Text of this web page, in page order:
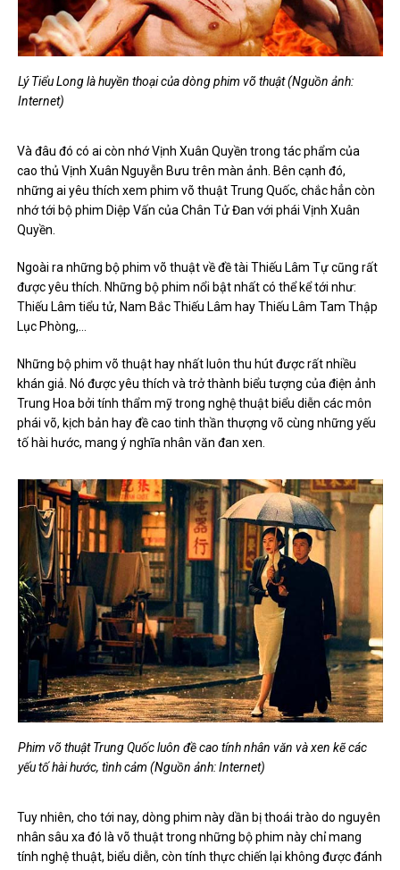
Lý Tiểu Long là huyền thoại của dòng phim võ thuật (Nguồn ảnh:
Internet)
Và đâu đó có ai còn nhớ Vịnh Xuân Quyền trong tác phẩm của
cao thủ Vịnh Xuân Nguyễn Bưu trên màn ảnh. Bên cạnh đó,
những ai yêu thích xem phim võ thuật Trung Quốc, chắc hẳn còn
nhớ tới bộ phim Diệp Vấn của Chân Tử Đan với phái Vịnh Xuân
Quyền.
Ngoài ra những bộ phim võ thuật về đề tài Thiếu Lâm Tự cũng rất
được yêu thích. Những bộ phim nổi bật nhất có thể kể tới như:
Thiếu Lâm tiểu tử, Nam Bắc Thiếu Lâm hay Thiếu Lâm Tam Thập
Lục Phòng,…
Những bộ phim võ thuật hay nhất luôn thu hút được rất nhiều
khán giả. Nó được yêu thích và trở thành biểu tượng của điện ảnh
Trung Hoa bởi tính thẩm mỹ trong nghệ thuật biểu diễn các môn
phái võ, kịch bản hay đề cao tinh thần thượng võ cùng những yếu
tố hài hước, mang ý nghĩa nhân văn đan xen.
Phim võ thuật Trung Quốc luôn đề cao tính nhân văn và xen kẽ các
yếu tố hài hước, tình cảm (Nguồn ảnh: Internet)
Tuy nhiên, cho tới nay, dòng phim này dần bị thoái trào do nguyên
nhân sâu xa đó là võ thuật trong những bộ phim này chỉ mang
tính nghệ thuật, biểu diễn, còn tính thực chiến lại không được đánh